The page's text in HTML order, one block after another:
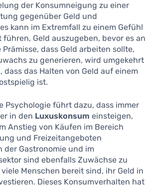
der Konsumneigung zu einer
gegenüber Geld und
kann im Extremfall zu einem Gefühl
Geld auszugeben, bevor es an
dass Geld arbeiten sollte,
zu generieren, wird umgekehrt
dass das Halten von Geld auf einem
ist.
Psychologie führt dazu, dass immer
in den Luxuskonsum einsteigen,
Anstieg von Käufen im Bereich
und Freizeitangeboten
der Gastronomie und im
sind ebenfalls Zuwächse zu
Menschen bereit sind, ihr Geld in
Dieses Konsumverhalten hat